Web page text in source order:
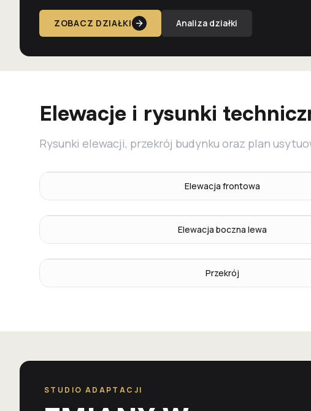
ZOBACZ DZIAŁKI Analiza działki
Elewacje i rysunki
Rysunki elewacji, przekrój budynku oraz plan
Elewacja frontowa
Elewacja boczna lewa
Przekrój
STUDIO ADAPTACJI